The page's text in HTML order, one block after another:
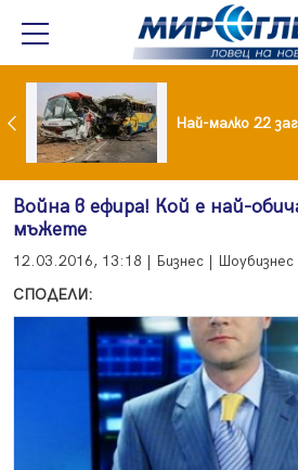
споразумение със САЩ , но без компромиси
Война в ефира! Кой е най-
мъжете
12.03.2016, 13:18 | Бизнес | Шоубизнес
СПОДЕЛИ: